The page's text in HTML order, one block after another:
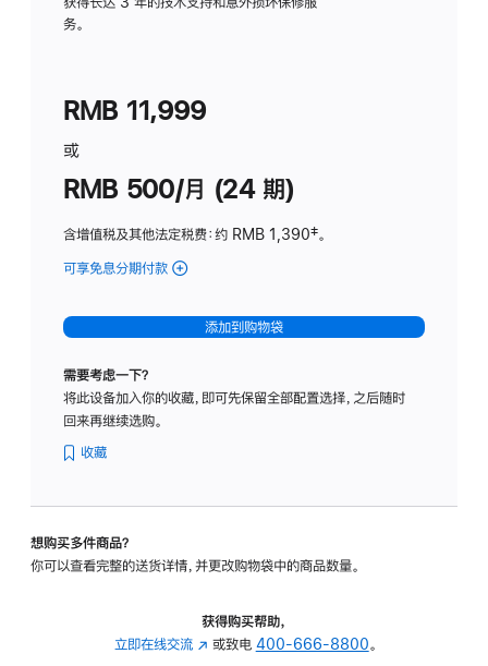
务。
RMB 11,999
或
RMB 500/月 (24 期)
含增值税及其他法定税费：约 RMB 1,390脚
‡。
可享免息分期付款 (Studio
-
标
璃
转
的
添加到购物袋
需要考虑一下？
将此设备加入你的收藏，即可先保留全部配置选择，之后随时
回来再继续选购。
收藏
想购买多件商品？
你可以查看完整的送货详情，并更改购物袋中的商品数量。
获得购买帮助，
立即在线交流 (在 或致电 400-666-8800。